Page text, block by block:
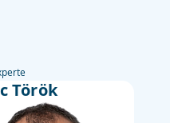
Török